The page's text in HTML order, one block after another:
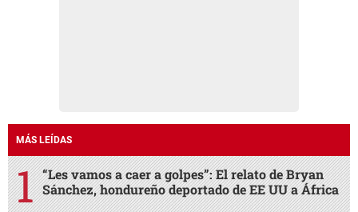
MÁS LEÍDAS
“Les vamos a caer a golpes”: El relato de Bryan
Sánchez, hondureño deportado de EE UU a África